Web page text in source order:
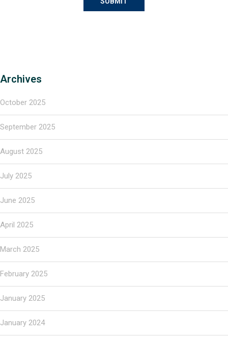
Archives
October 2025
September 2025
August 2025
July 2025
June 2025
April 2025
March 2025
February 2025
January 2025
January 2024